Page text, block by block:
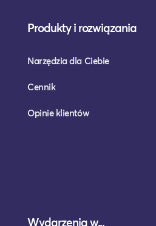
Produkty i rozwiązania
Narzędzia dla Ciebie
Cennik
Opinie klientów
Wydarzenia w...